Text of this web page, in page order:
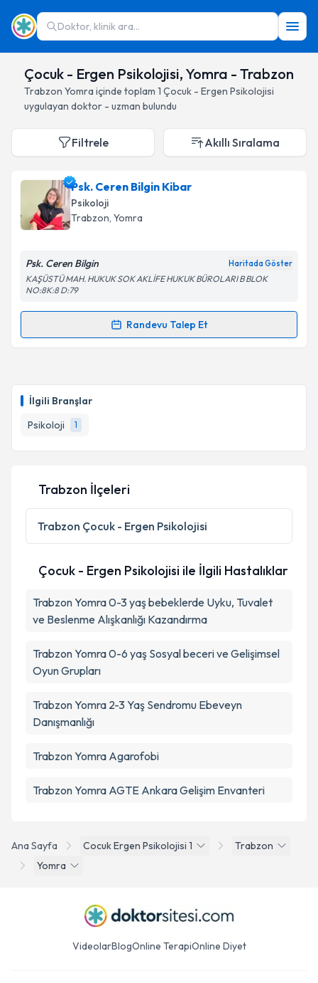
Doktor, klinik ara...
Çocuk - Ergen Psikolojisi, Yomra - Trabzon
Trabzon Yomra içinde toplam 1 Çocuk - Ergen Psikolojisi
uygulayan doktor - uzman bulundu
İlgili Branşlar
Psikoloji
1
Filtrele Akıllı Sıralama
Psk. Ceren Bilgin Kibar
Psikoloji
Trabzon, Yomra
Psk. Ceren Bilgin Haritada Göster
KAŞÜSTÜ MAH. HUKUK SOK AKLİFE HUKUK BÜROLARI B BLOK
NO:8K:8 D:79
Randevu Talep Et
Randevu Takvimi Talebi
takvim hazırlandığında e-posta ile bilgilendireceğiz.
E-posta Adresiniz
Kişisel verilerimin işlenmesine ilişkinAydınlatma
Metni
'ni okudum ve kişisel verilerimin belirtilen
kapsamda işlenmesini kabul ediyorum.
Takvim Talebini Gönder
Ana Sayfa Cocuk Ergen Psikolojisi 1
Trabzon
Yomra
Trabzon İlçeleri
Trabzon Çocuk - Ergen Psikolojisi
Çocuk - Ergen Psikolojisi ile İlgili Hastalıklar
Trabzon Yomra 0-3 yaş bebeklerde Uyku, Tuvalet
ve Beslenme Alışkanlığı Kazandırma
Trabzon Yomra 0-6 yaş Sosyal beceri ve Gelişimsel
Oyun Grupları
Trabzon Yomra 2-3 Yaş Sendromu Ebeveyn
Danışmanlığı
Trabzon Yomra Agarofobi
Trabzon Yomra AGTE Ankara Gelişim Envanteri
VideolarBlogOnline TerapiOnline Diyet